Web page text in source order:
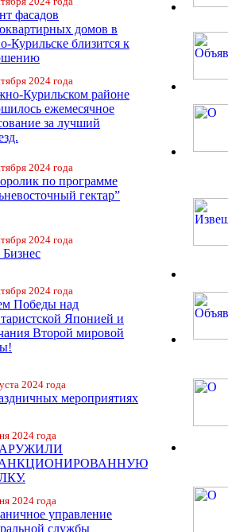
фасадов
домов в
Курильске близится к
2024 года
Курильском районе
ежемесячное
за лучший
2024 года
по программе
гектар”
2024 года
2024 года
Победы над
Японией и
Второй мировой
2024 года
мероприятиях
2024 года
2024 года
управление
службы